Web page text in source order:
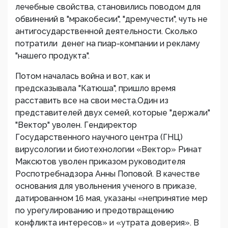
лечебные свойства, становились поводом для
обвинений в "мракобесии", "дремучести", чуть не
антигосударственной деятельности. Сколько
потратили денег на пиар-компании и рекламу
"нашего продукта".
Потом началась война и вот, как и
предсказывала "Катюша", пришло время
расставить все на свои места.Один из
представителей двух семей, которые "держали"
"Вектор" уволен. Гендиректор
Государственного научного центра (ГНЦ)
вирусологии и биотехнологии «Вектор» Ринат
Максютов уволен приказом руководителя
Роспотребнадзора Анны Поповой. В качестве
основания для увольнения ученого в приказе,
датированном 16 мая, указаны «непринятие мер
по урегулированию и предотвращению
конфликта интересов» и «утрата доверия». В